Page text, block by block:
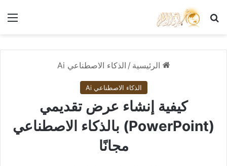
بحث عن
الرئيسية / الذكاء الاصطناعي Ai
الذكاء الاصطناعي Ai
كيفية إنشاء عرض تقديمي
(PowerPoint) بالذكاء الاصطناعي
مجانًا